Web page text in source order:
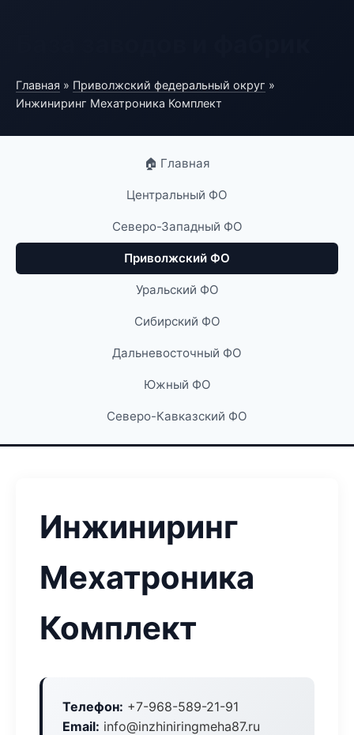
Главная » Приволжский федеральный округ »
Инжиниринг Мехатроника Комплект
🏠 Главная
Центральный ФО
Северо-Западный ФО
Приволжский ФО
Уральский ФО
Сибирский ФО
Дальневосточный ФО
Южный ФО
Северо-Кавказский ФО
Инжиниринг
Мехатроника
Комплект
Телефон: +7-968-589-21-91
Email: info@inzhiniringmeha87.ru